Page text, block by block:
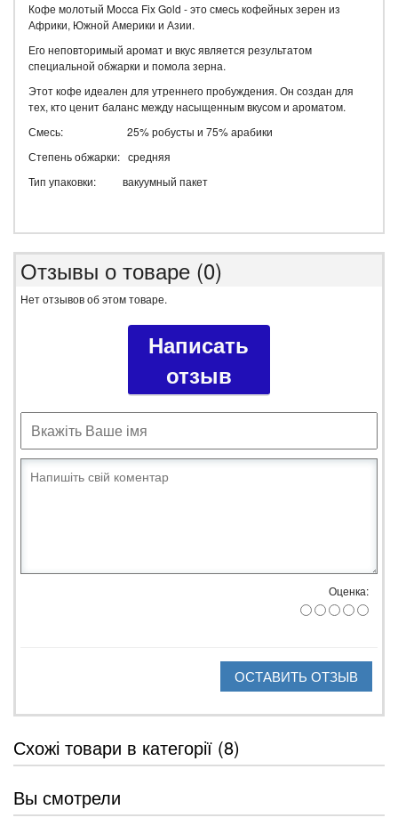
Кофе молотый Mocca Fix Gold - это смесь кофейных зерен из
Африки, Южной Америки и Азии.
Его неповторимый аромат и вкус является результатом
специальной обжарки и помола зерна.
Этот кофе идеален для утреннего пробуждения. Он создан для
тех, кто ценит баланс между насыщенным вкусом и ароматом.
Смесь: 25% робусты и 75% арабики
Степень обжарки: средняя
Тип упаковки: вакуумный пакет
Отзывы о товаре (0)
Нет отзывов об этом товаре.
Написать
отзыв
Оценка:
ОСТАВИТЬ ОТЗЫВ
Схожі товари в категорії (8)
Вы смотрели